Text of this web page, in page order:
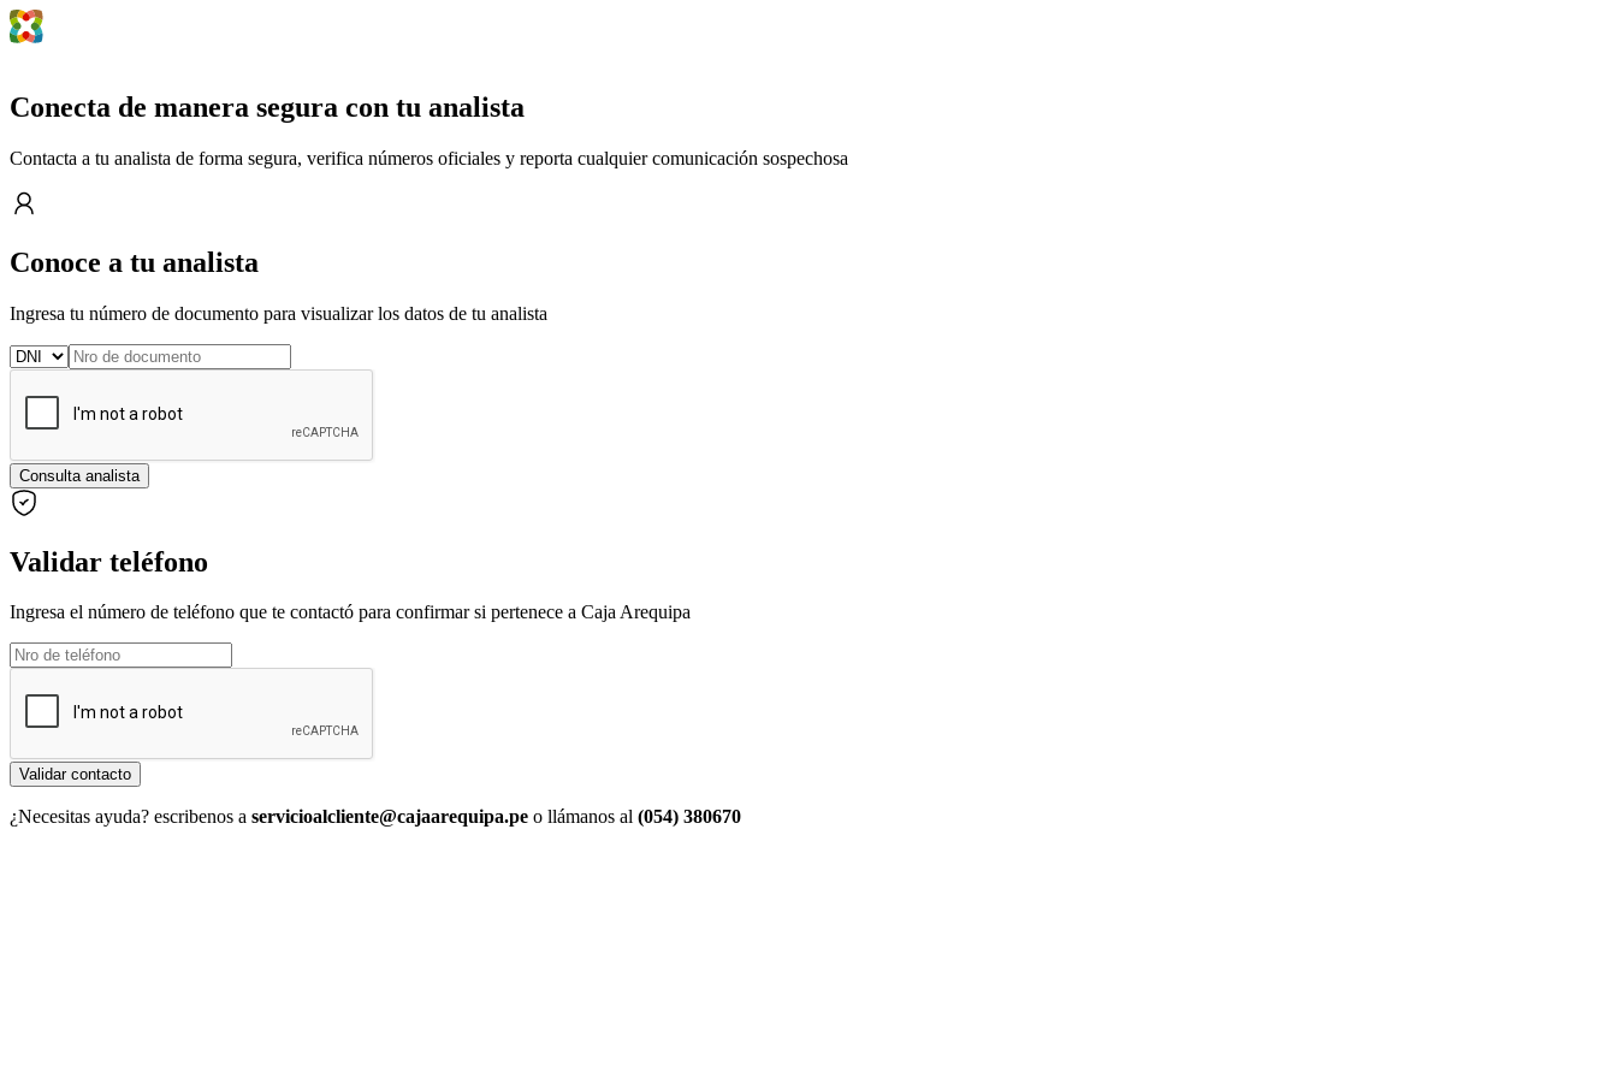
Conecta de manera segura con tu analista
Contacta a tu analista de forma segura, verifica números oficiales y reporta cualquier comunicación sospechosa
Conoce a tu analista
Ingresa tu número de documento para visualizar los datos de tu analista
Consulta analista
Validar teléfono
Ingresa el número de teléfono que te contactó para confirmar si pertenece a Caja Arequipa
Validar contacto
¿Necesitas ayuda? escribenos a servicioalcliente@cajaarequipa.pe o llámanos al (054) 380670